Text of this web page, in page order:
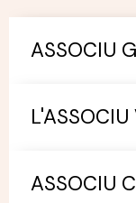
ASSOCIU
ASSOCIU